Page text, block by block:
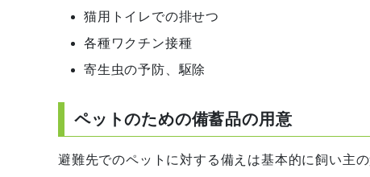
猫用トイレでの排せつ
各種ワクチン接種
寄生虫の予防、駆除
ペットのための備蓄品の用意
避難先でのペットに対する備えは基本的に飼い主